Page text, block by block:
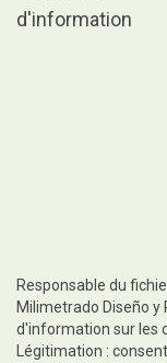
Responsable du
Milimetrado Diseño y
d'information sur les
Légitimation :